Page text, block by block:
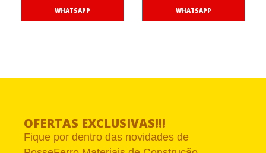
WHATSAPP
WHATSAPP
OFERTAS EXCLUSIVAS!!!
Fique por dentro das novidades de